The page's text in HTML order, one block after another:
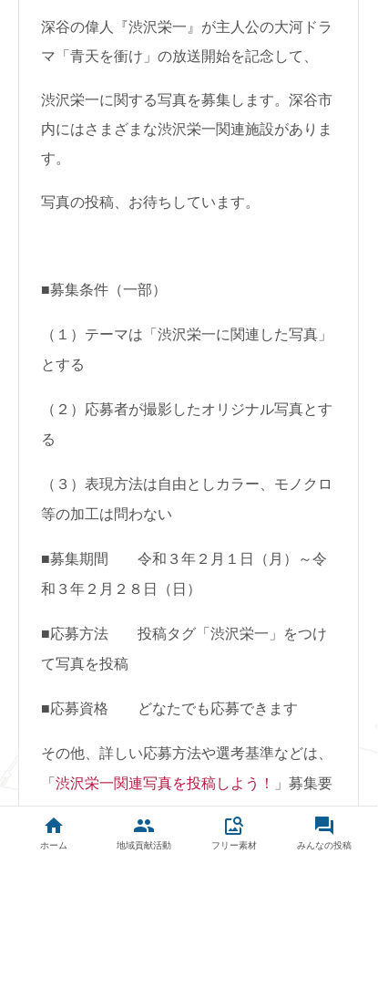
home
ホーム
group
地域貢献活動
image_search
フリー素材
forum
みんなの投稿
深谷の偉人『渋沢栄一』が主人公の大河ドラ
マ「青天を衝け」の放送開始を記念して、
渋沢栄一に関する写真を募集します。深谷市
内にはさまざまな渋沢栄一関連施設がありま
す。
写真の投稿、お待ちしています。
■募集条件（一部）
（１）テーマは「渋沢栄一に関連した写真」
とする
（２）応募者が撮影したオリジナル写真とす
る
（３）表現方法は自由としカラー、モノクロ
等の加工は問わない
■募集期間 令和３年２月１日（月）～令
和３年２月２８日（日）
■応募方法 投稿タグ「渋沢栄一」をつけ
て写真を投稿
■応募資格 どなたでも応募できます
その他、詳しい応募方法や選考基準などは、
「 渋沢栄一関連写真を投稿しよう！
」募集要